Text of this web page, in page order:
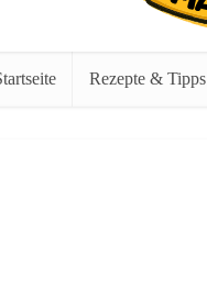
Rezepte & Tipps